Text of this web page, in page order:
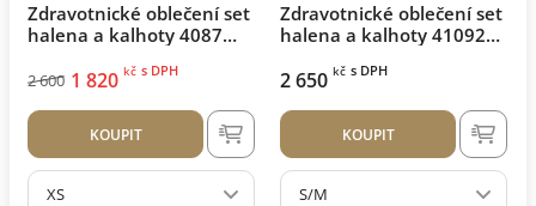
Zdravotnické oblečení set
halena a kalhoty 4087
2 600 1 820 kč s DPH
KOUPIT
XS
Zdravotnické oblečení set
halena a kalhoty 41092
2 650 kč s DPH
KOUPIT
S/M